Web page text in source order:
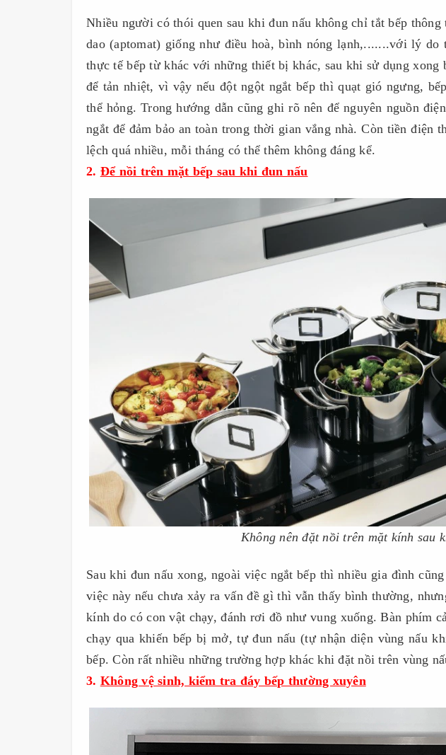
Nhiều người có thói quen sau khi đun nấu không chỉ tắt bếp
dao (aptomat) giống như điều hoà, bình nóng lạnh,.......với lý do
thực tế bếp từ khác với những thiết bị khác, sau khi sử dụng xong
để tản nhiệt, vì vậy nếu đột ngột ngắt bếp thì quạt gió ngưng,
thể hỏng. Trong hướng dẫn cũng ghi rõ nên để nguyên nguồn
ngắt để đảm bảo an toàn trong thời gian vắng nhà. Còn tiền điện
lệch quá nhiều, mỗi tháng có thể thêm không đáng kể.
2. Để nồi trên mặt bếp sau khi đun nấu
Không nên đặt nồi trên mặt kính sau
Sau khi đun nấu xong, ngoài việc ngắt bếp thì nhiều gia đình
việc này nếu chưa xảy ra vấn đề gì thì vẫn thấy bình thường,
kính do có con vật chạy, đánh rơi đồ như vung xuống. Bàn phím
chạy qua khiến bếp bị mở, tự đun nấu (tự nhận diện vùng nấu
bếp. Còn rất nhiều những trường hợp khác khi đặt nồi trên vùng
3. Không vệ sinh, kiểm tra đáy bếp thường xuyên